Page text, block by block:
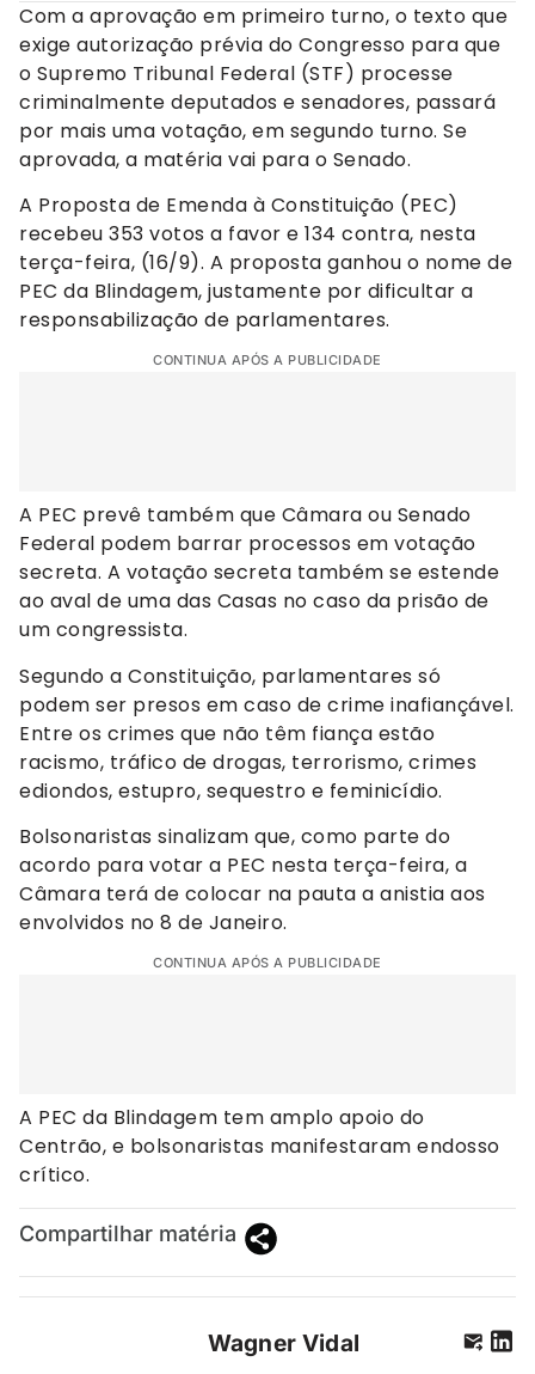
Com a aprovação em primeiro turno, o texto que
exige autorização prévia do Congresso para que
o Supremo Tribunal Federal (STF) processe
criminalmente deputados e senadores, passará
por mais uma votação, em segundo turno. Se
aprovada, a matéria vai para o Senado.
A Proposta de Emenda à Constituição (PEC)
recebeu 353 votos a favor e 134 contra, nesta
terça-feira, (16/9). A proposta ganhou o nome de
PEC da Blindagem, justamente por dificultar a
responsabilização de parlamentares.
CONTINUA APÓS A PUBLICIDADE
A PEC prevê também que Câmara ou Senado
Federal podem barrar processos em votação
secreta. A votação secreta também se estende
ao aval de uma das Casas no caso da prisão de
um congressista.
Segundo a Constituição, parlamentares só
podem ser presos em caso de crime inafiançável.
Entre os crimes que não têm fiança estão
racismo, tráfico de drogas, terrorismo, crimes
ediondos, estupro, sequestro e feminicídio.
Bolsonaristas sinalizam que, como parte do
acordo para votar a PEC nesta terça-feira, a
Câmara terá de colocar na pauta a anistia aos
envolvidos no 8 de Janeiro.
CONTINUA APÓS A PUBLICIDADE
A PEC da Blindagem tem amplo apoio do
Centrão, e bolsonaristas manifestaram endosso
crítico.
Compartilhar matéria
Wagner Vidal